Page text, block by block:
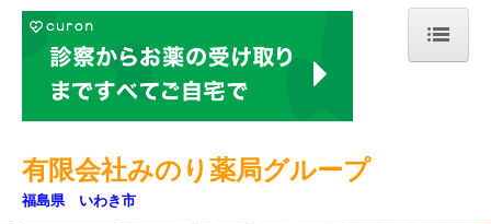
ホーム
会社案内
有限会社みのり薬局グループ
福島県 いわき市